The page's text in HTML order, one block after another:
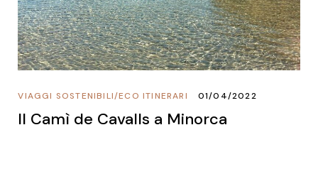
ECO ITINERARI
/
VIAGGI SOSTENIBILI 01/04/2022
Il Camì de Cavalls a Minorca